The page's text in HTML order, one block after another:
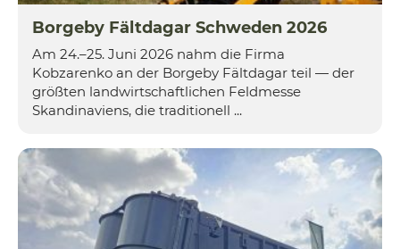
Borgeby Fältdagar Schweden 2026
Am 24.–25. Juni 2026 nahm die Firma
Kobzarenko an der Borgeby Fältdagar teil — der
größten landwirtschaftlichen Feldmesse
Skandinaviens, die traditionell ...